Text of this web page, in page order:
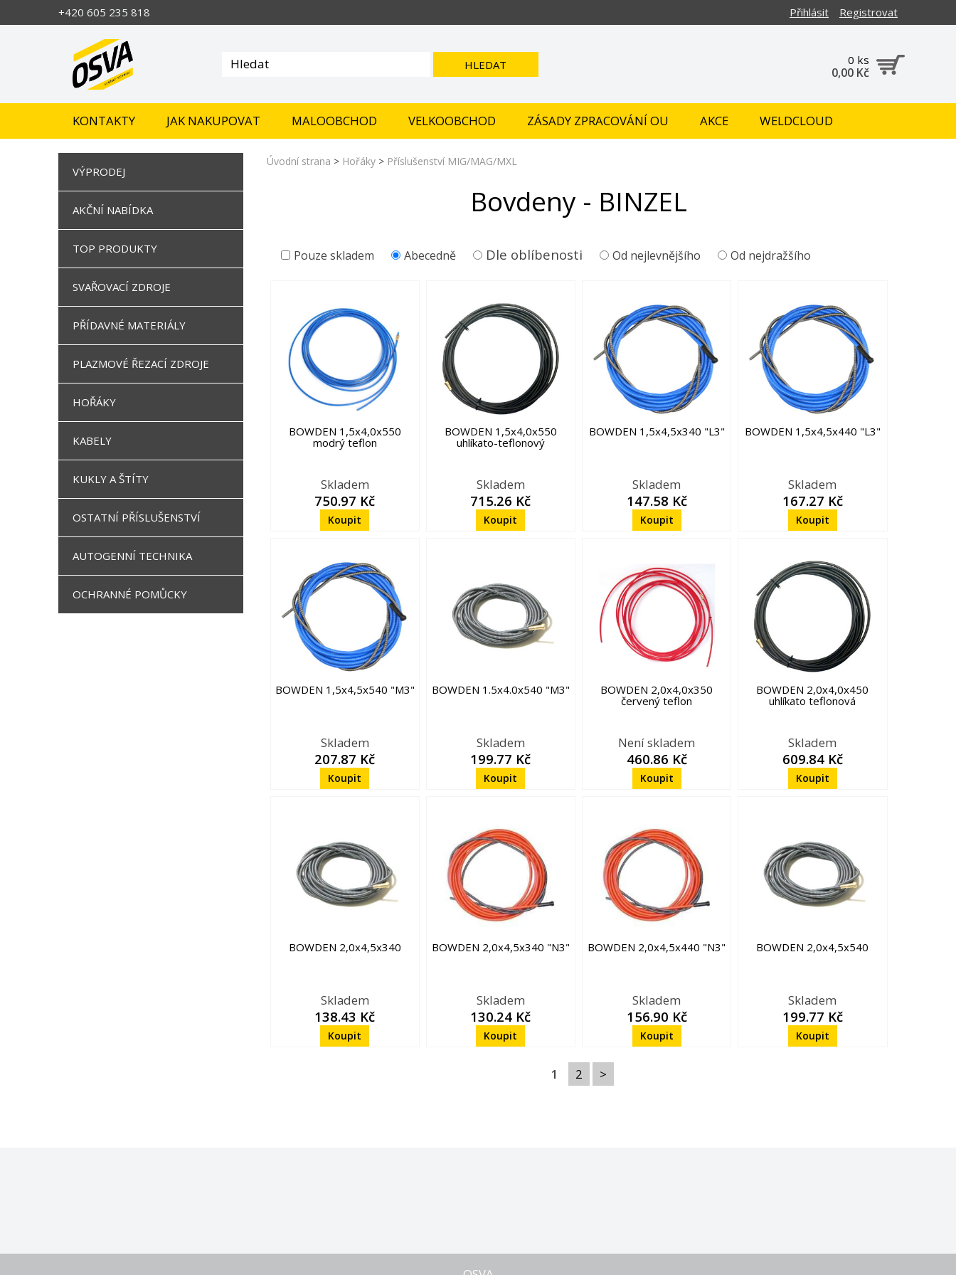
+420 605 235 818 Registrovat
Přihlásit
0 ks
0,00 Kč
HLEDAT
KONTAKTY JAK NAKUPOVAT MALOOBCHOD VELKOOBCHOD ZÁSADY ZPRACOVÁNÍ OU AKCE WELDCLOUD
VÝPRODEJ
AKČNÍ NABÍDKA
TOP PRODUKTY
SVAŘOVACÍ ZDROJE
PŘÍDAVNÉ MATERIÁLY
PLAZMOVÉ ŘEZACÍ ZDROJE
HOŘÁKY
KABELY
KUKLY A ŠTÍTY
OSTATNÍ PŘÍSLUŠENSTVÍ
AUTOGENNÍ TECHNIKA
OCHRANNÉ POMŮCKY
Úvodní strana > Hořáky > Příslušenství MIG/MAG/MXL
Bovdeny - BINZEL
Pouze skladem Abecedně Dle oblíbenosti Od nejlevnějšího Od nejdražšího
BOWDEN 1,5x4,0x550
modrý teflon
Skladem
750.97 Kč
BOWDEN 1,5x4,0x550
uhlíkato-teflonový
Skladem
715.26 Kč
BOWDEN 1,5x4,5x340 "L3"
Skladem
147.58 Kč
BOWDEN 1,5x4,5x440 "L3"
Skladem
167.27 Kč
BOWDEN 1,5x4,5x540 "M3"
Skladem
207.87 Kč
BOWDEN 1.5x4.0x540 "M3"
Skladem
199.77 Kč
BOWDEN 2,0x4,0x350
červený teflon
Není skladem
460.86 Kč
BOWDEN 2,0x4,0x450
uhlíkato teflonová
Skladem
609.84 Kč
BOWDEN 2,0x4,5x340
Skladem
138.43 Kč
BOWDEN 2,0x4,5x340 "N3"
Skladem
130.24 Kč
BOWDEN 2,0x4,5x440 "N3"
Skladem
156.90 Kč
BOWDEN 2,0x4,5x540
Skladem
199.77 Kč
1 2 >